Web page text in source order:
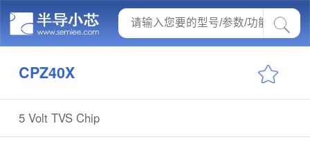
CPZ40X
5 Volt TVS Chip